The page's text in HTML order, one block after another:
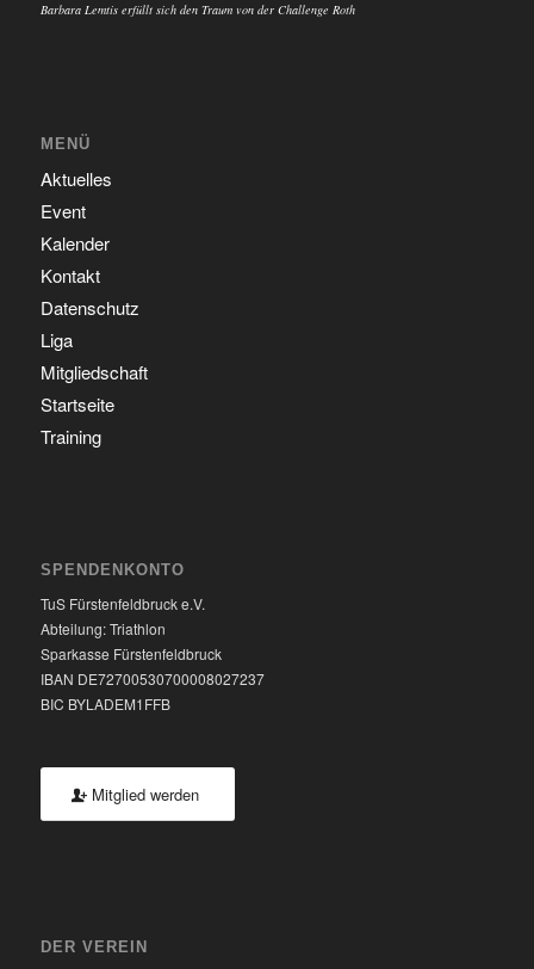
Barbara Lemtis erfüllt sich den Traum von der Challenge Roth
MENÜ
Aktuelles
Event
Kalender
Kontakt
Datenschutz
Liga
Mitgliedschaft
Startseite
Training
SPENDENKONTO
TuS Fürstenfeldbruck e.V.
Abteilung: Triathlon
Sparkasse Fürstenfeldbruck
IBAN DE72700530700008027237
BIC BYLADEM1FFB
Mitglied werden
DER VEREIN